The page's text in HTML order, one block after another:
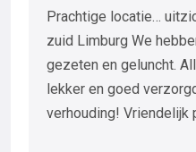
Prachtige locatie…
zuid Limburg We
gezeten en geluncht.
lekker en goed
verhouding! Vriendelijk